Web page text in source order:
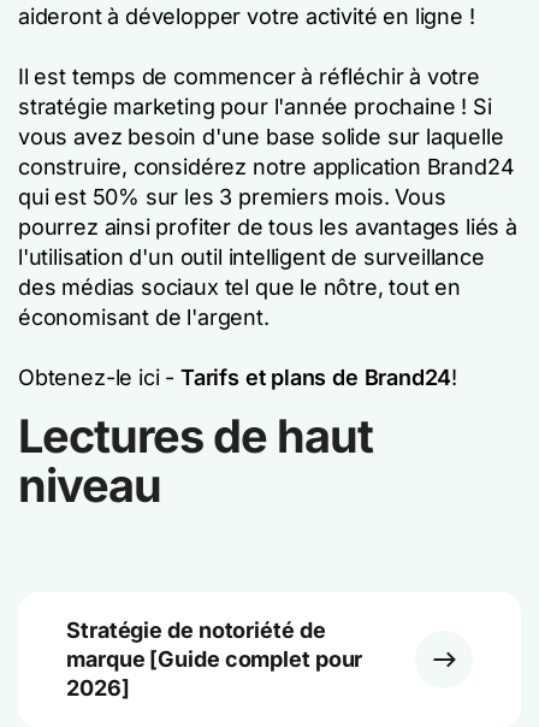
aideront à développer votre activité en ligne !
Il est temps de commencer à réfléchir à votre
stratégie marketing pour l'année prochaine ! Si
vous avez besoin d'une base solide sur laquelle
construire, considérez notre application Brand24
qui est 50% sur les 3 premiers mois. Vous
pourrez ainsi profiter de tous les avantages liés à
l'utilisation d'un outil intelligent de surveillance
des médias sociaux tel que le nôtre, tout en
économisant de l'argent.
Obtenez-le ici - Tarifs et plans de Brand24!
Lectures de haut
niveau
Stratégie de notoriété de
marque [Guide complet pour
2026]